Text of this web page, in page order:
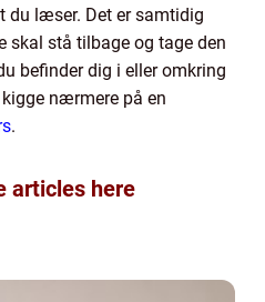
du læser. Det er samtidig
skal stå tilbage og tage den
befinder dig i eller omkring
nærmere på en
.
articles here